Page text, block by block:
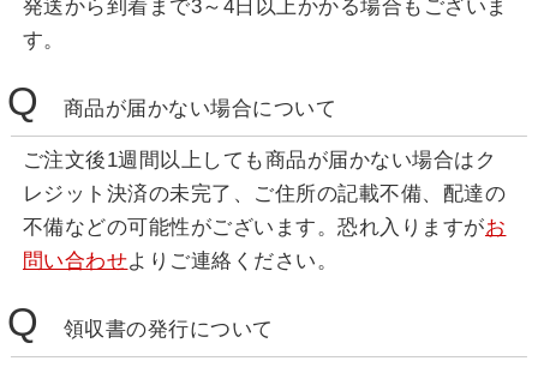
発送から到着まで3～4日以上かかる場合もございま
す。
Q 商品が届かない場合について
ご注文後1週間以上しても商品が届かない場合はク
レジット決済の未完了、ご住所の記載不備、配達の
不備などの可能性がございます。恐れ入りますがお
問い合わせよりご連絡ください。
Q 領収書の発行について